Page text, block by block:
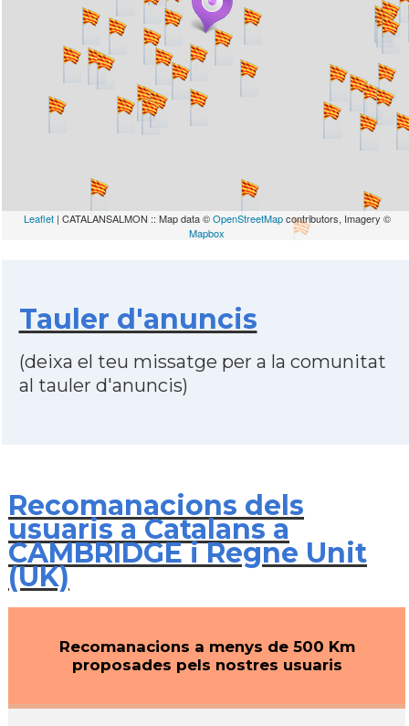
Leaflet| CATALANSALMON :: Map data ©OpenStreetMapcontributors, Imagery ©
Mapbox
Tauler d'anuncis
(deixa el teu missatge per a la comunitat
al tauler d'anuncis)
Recomanacions dels
usuaris a Catalans a
CAMBRIDGE i Regne Unit
(UK)
Recomanacions a menys de 500 Km
proposades pels nostres usuaris